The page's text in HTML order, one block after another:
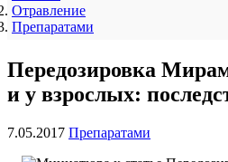
Отравление
Препаратами
Передозировка
и у взрослых:
7.05.2017 Препаратами